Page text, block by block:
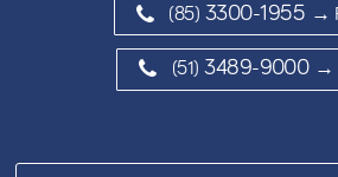
(85) 3300-1955 →
(51) 3489-9000 →